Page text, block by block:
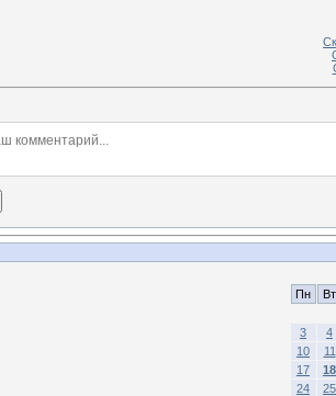
Пн Вт
3
4
10
11
17
18
24
25